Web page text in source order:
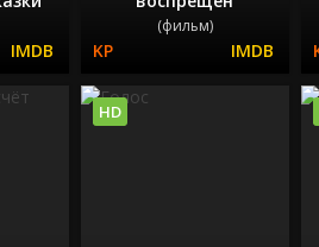
(фильм)
HD